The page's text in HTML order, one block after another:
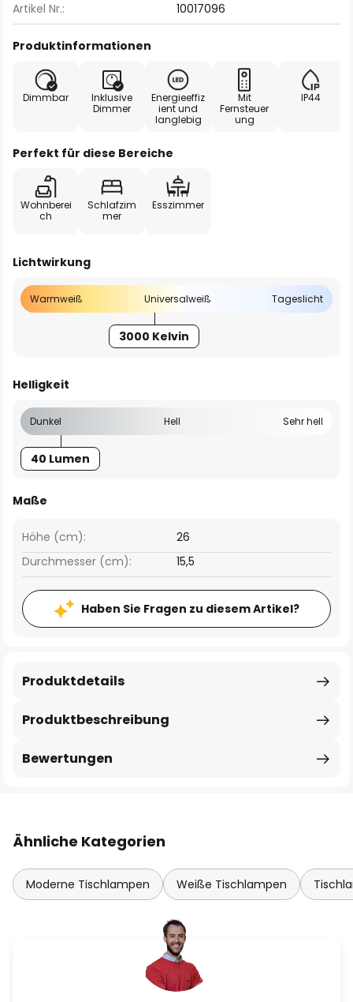
Artikel Nr.: 10017096
Produktinformationen
Dimmbar
Inklusive
Dimmer
Energieeffiz
ient und
langlebig
Mit
Fernsteuer
ung
IP44
Perfekt für diese Bereiche
Wohnberei
ch
Schlafzim
mer
Esszimmer
Lichtwirkung
Warmweiß Universalweiß Tageslicht
3000 Kelvin
Helligkeit
Dunkel Hell Sehr hell
40 Lumen
Maße
Höhe (cm):
26
Durchmesser (cm):
15,5
Haben Sie Fragen zu diesem Artikel?
Produktbeschreibung
Produktdetails
Bewertungen
Ähnliche Kategorien
Moderne Tischlampen Weiße Tischlampen